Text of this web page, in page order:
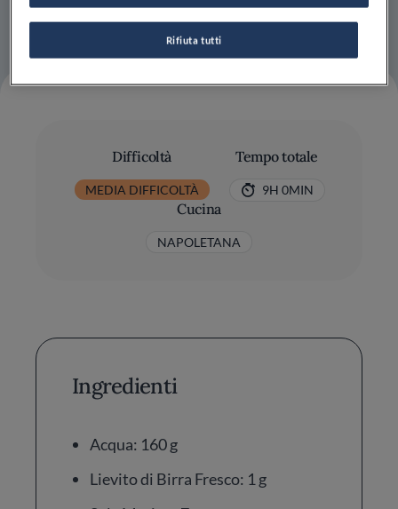
Difficoltà
MEDIA DIFFICOLTÀ
Tempo totale
9H 0MIN
Cucina
NAPOLETANA
Ingredienti
Acqua: 160 g
Lievito di Birra Fresco: 1 g
Rifiuta tutti